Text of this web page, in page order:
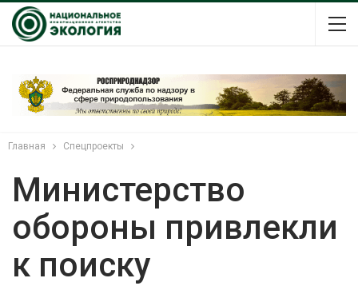
Главная Спецпроекты
Министерство
обороны привлекли
к поиску